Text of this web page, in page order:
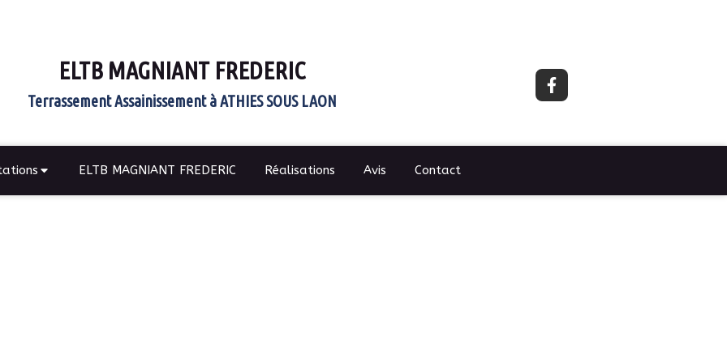
ELTB MAGNIANT FREDERIC
Terrassement Assainissement à ATHIES SOUS LAON
ELTB MAGNIANT FREDERIC Réalisations Avis Contact